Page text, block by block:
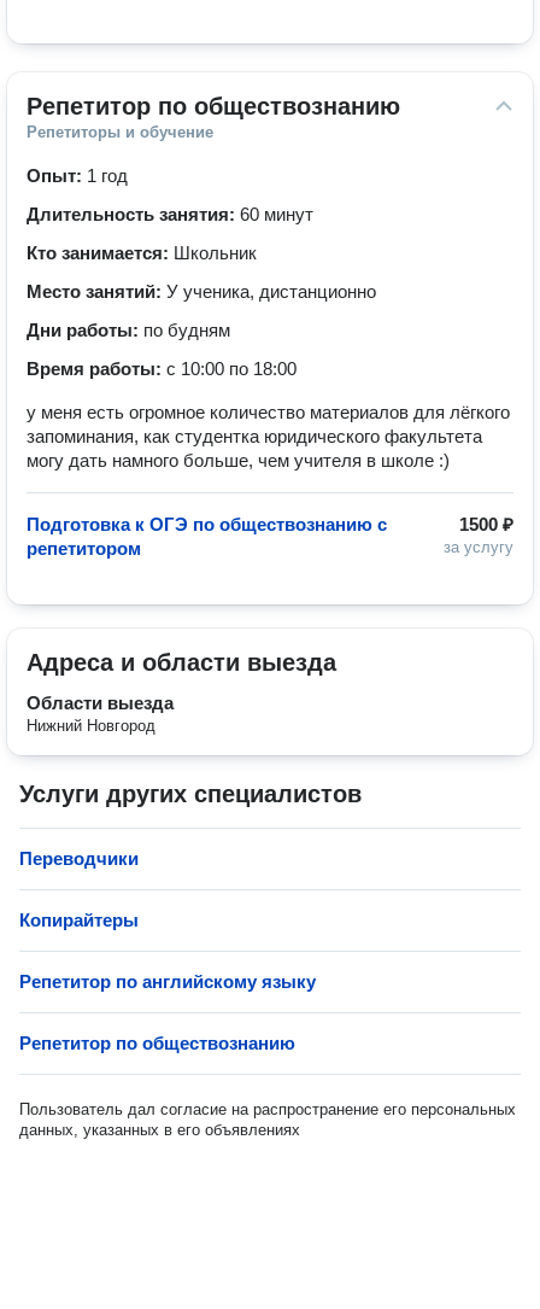
Репетитор по обществознанию
Репетиторы и обучение
Опыт: 1 год
Длительность занятия: 60 минут
Кто занимается: Школьник
Место занятий: У ученика, дистанционно
Дни работы: по будням
Время работы: с 10:00 по 18:00
у меня есть огромное количество материалов для лёгкого
запоминания, как студентка юридического факультета
могу дать намного больше, чем учителя в школе :)
1500 ₽
за услугу
Подготовка к ОГЭ по обществознанию с
репетитором
Адреса и области выезда
Области выезда
Нижний Новгород
Услуги других специалистов
Переводчики
Копирайтеры
Репетитор по английскому языку
Репетитор по обществознанию
Пользователь дал согласие на распространение его персональных
данных, указанных в его объявлениях